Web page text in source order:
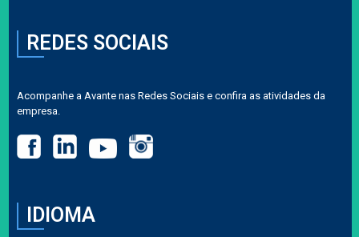
REDES SOCIAIS
Acompanhe a Avante nas Redes Sociais e confira as atividades da
empresa.
IDIOMA